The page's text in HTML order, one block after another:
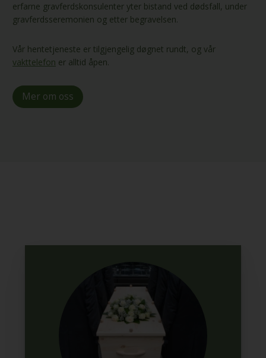
erfarne gravferdskonsulenter yter bistand ved dødsfall, under
gravferdsseremonien og etter begravelsen.
Vår hentetjeneste er tilgjengelig døgnet rundt, og vår
vakttelefon er alltid åpen.
Mer om oss